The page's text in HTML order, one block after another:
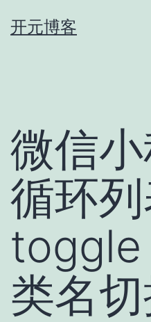
至开元博客
微信
循环
类名